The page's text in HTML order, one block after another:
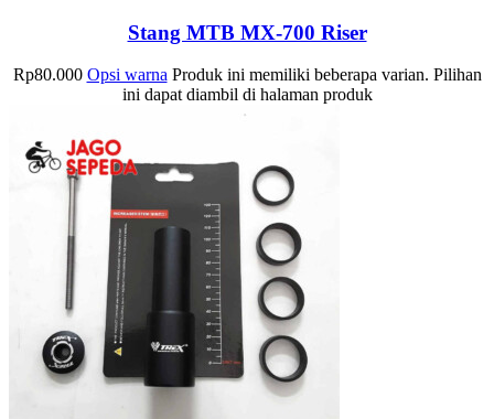
Stang MTB MX-700 Riser
Rp80.000 Opsi warna Produk ini memiliki beberapa varian. Pilihan
ini dapat diambil di halaman produk